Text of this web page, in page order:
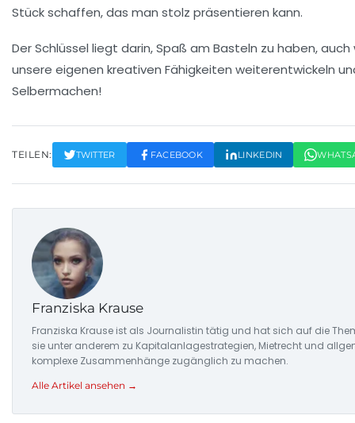
Stück schaffen, das man stolz präsentieren kann.
Der Schlüssel liegt darin, Spaß am Basteln zu haben,
unsere eigenen kreativen Fähigkeiten weiterentwickeln
Selbermachen!
TEILEN: TWITTER FACEBOOK LINKEDIN
Franziska Krause
Franziska Krause ist als Journalistin tätig und hat sich auf die
sie unter anderem zu Kapitalanlagestrategien, Mietrecht und
komplexe Zusammenhänge zugänglich zu machen.
Alle Artikel ansehen →